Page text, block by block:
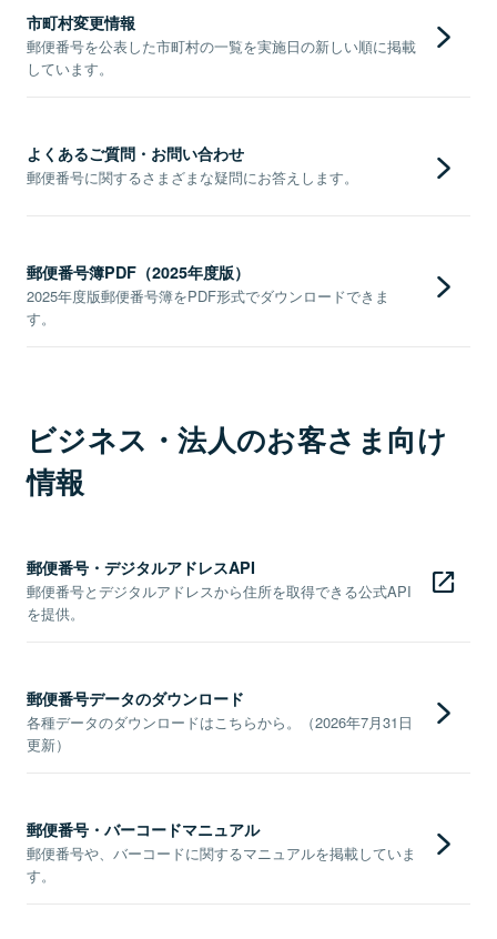
市町村変更情報
郵便番号を公表した市町村の一覧を実施日の新しい順に掲載
しています。
よくあるご質問・お問い合わせ
郵便番号に関するさまざまな疑問にお答えします。
郵便番号簿PDF（2025年度版）
2025年度版郵便番号簿をPDF形式でダウンロードできま
す。
ビジネス・法人のお客さま向け
情報
郵便番号・デジタルアドレスAPI
郵便番号とデジタルアドレスから住所を取得できる公式API
を提供。
郵便番号データのダウンロード
各種データのダウンロードはこちらから。（2026年7月31日
更新）
郵便番号・バーコードマニュアル
郵便番号や、バーコードに関するマニュアルを掲載していま
す。